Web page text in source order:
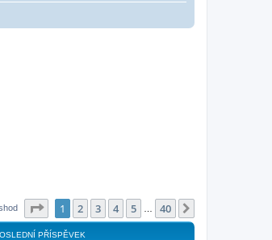
Stránka z
1 2 3 4 5 40
PŘÍSPĚVEK